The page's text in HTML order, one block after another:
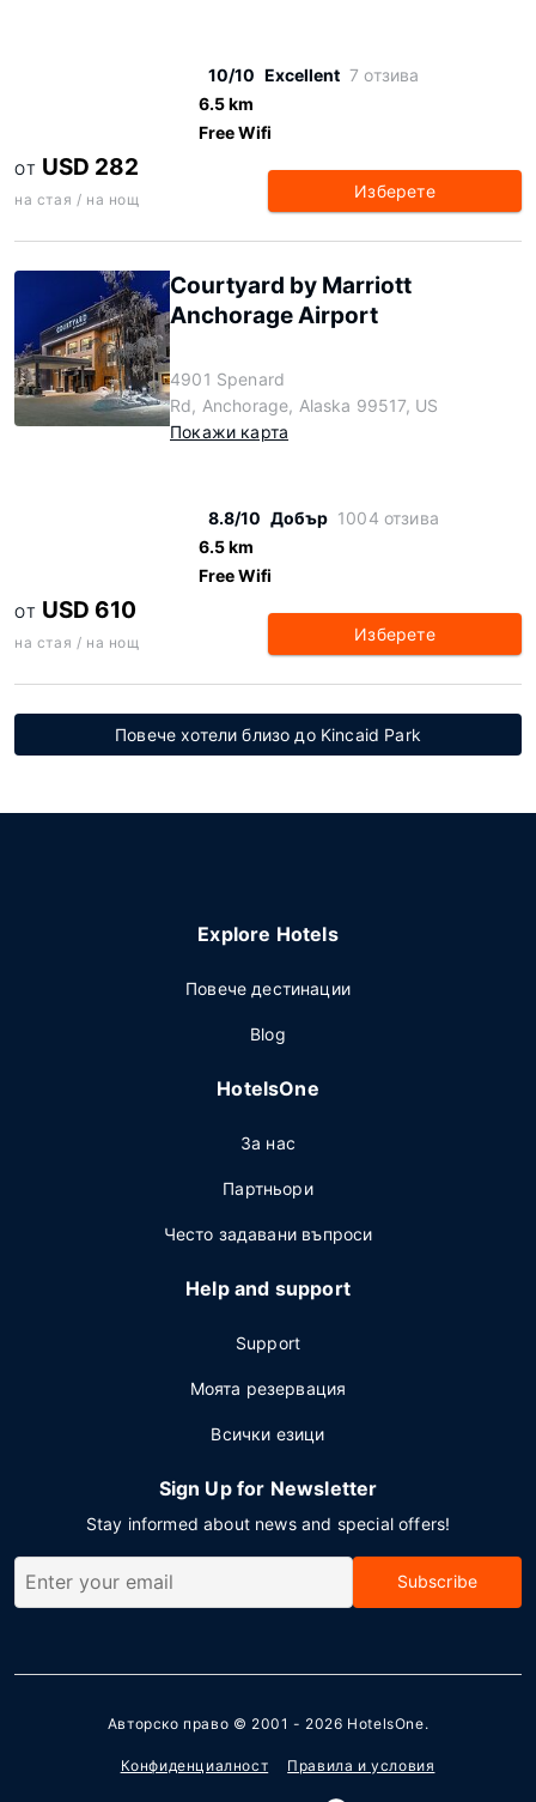
10/10 Excellent 7 отзива
6.5 km
Free Wifi
ОТ USD 282
на стая / на нощ Изберете
Courtyard by Marriott
Anchorage Airport
4901 Spenard
Rd, Anchorage, Alaska 99517, US
Покажи карта
8.8/10 Добър 1004 отзива
6.5 km
Free Wifi
ОТ USD 610
на стая / на нощ Изберете
Повече хотели близо до Kincaid Park
Explore Hotels
Повече дестинации
Blog
HotelsOne
За нас
Партньори
Често задавани въпроси
Help and support
Support
Моята резервация
Всички езици
Sign Up for Newsletter
Stay informed about news and special offers!
Subscribe
Авторско право © 2001 - 2026 HotelsOne.
Конфиденциалност Правила и условия